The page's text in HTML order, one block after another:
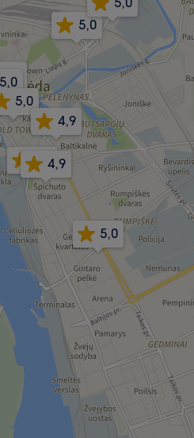
4,9
5,0
5,0
5,0
5,0
4,9
5,0
4,9